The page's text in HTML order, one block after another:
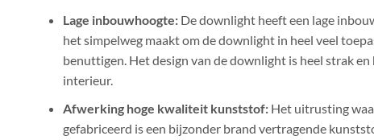
Lage inbouwhoogte:De downlight heeft een lage
het simpelweg maakt om de downlight in heel veel
benuttigen. Het design van de downlight is heel strak
interieur.
Afwerking hoge kwaliteit kunststof:Het uitrusting
gefabriceerd is een bijzonder brand vertragende